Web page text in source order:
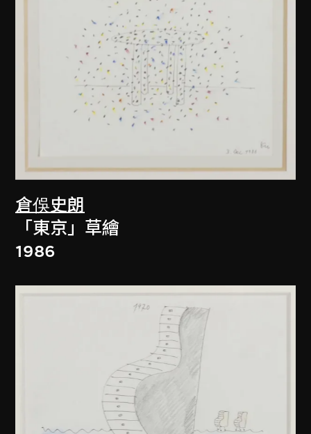
倉俁史朗
「東京」草繪
1986